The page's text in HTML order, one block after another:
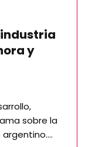
y
sobre la